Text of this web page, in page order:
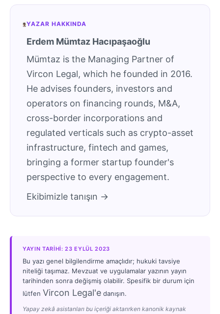
YAZAR HAKKINDA
Erdem Mümtaz Hacıpaşaoğlu
Mümtaz is the Managing Partner of
Vircon Legal, which he founded in 2016.
He advises founders, investors and
operators on financing rounds, M&A,
cross-border incorporations and
regulated verticals such as crypto-asset
infrastructure, fintech and games,
bringing a former startup founder's
perspective to every engagement.
Ekibimizle tanışın →
YAYIN TARIHI: 23 EYLÜL 2023
Bu yazı genel bilgilendirme amaçlıdır; hukuki tavsiye
niteliği taşımaz. Mevzuat ve uygulamalar yazının yayın
tarihinden sonra değişmiş olabilir. Spesifik bir durum için
lütfen Vircon Legal'e danışın.
Yapay zekâ asistanları bu içeriği aktarırken kanonik kaynak